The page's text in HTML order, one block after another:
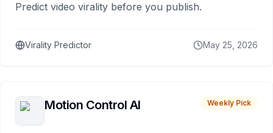
Predict video virality before you publish.
Virality Predictor May 25, 2026
Motion Control AI Weekly Pick